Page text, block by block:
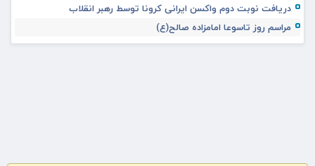
دریافت نوبت دوم واکسن ایرانی کرونا توسط رهبر انقلاب
مراسم روز تاسوعا امامزاده صالح(ع)